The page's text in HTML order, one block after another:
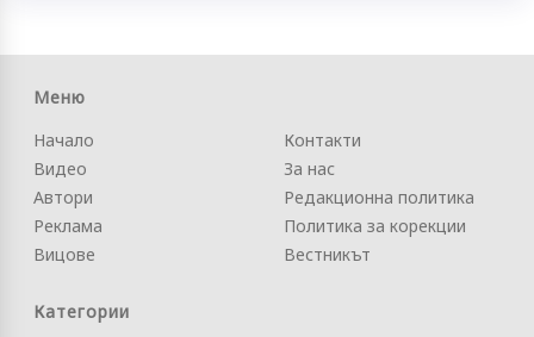
Меню
Начало
Видео
Автори
Реклама
Вицове
Контакти
За нас
Редакционна политика
Политика за корекции
Вестникът
Категории